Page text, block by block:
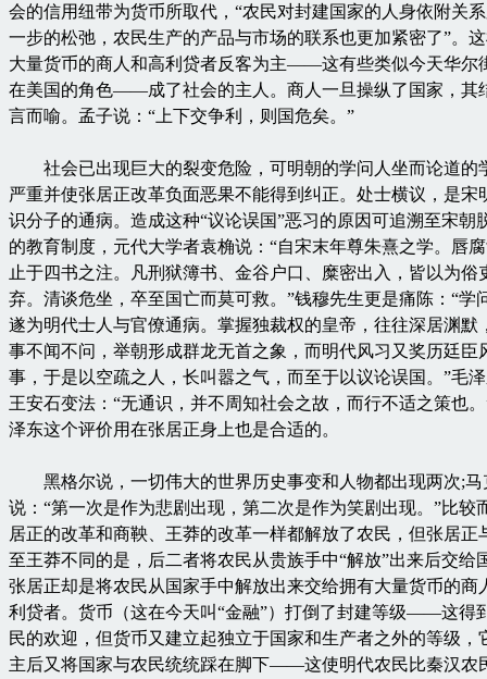
会的信用纽带为货币所取代，“农民对封建国家的人身依附关
一步的松弛，农民生产的产品与市场的联系也更加紧密了”。
大量货币的商人和高利贷者反客为主——这有些类似今天华尔
在美国的角色——成了社会的主人。商人一旦操纵了国家，其
言而喻。孟子说：“上下交争利，则国危矣。”
社会已出现巨大的裂变危险，可明朝的学问人坐而论道的
严重并使张居正改革负面恶果不能得到纠正。处士横议，是宋
识分子的通病。造成这种“议论误国”恶习的原因可追溯至宋朝
的教育制度，元代大学者袁桷说：“自宋末年尊朱熹之学。唇
止于四书之注。凡刑狱簿书、金谷户口、糜密出入，皆以为俗
弃。清谈危坐，卒至国亡而莫可救。”钱穆先生更是痛陈：“学
遂为明代士人与官僚通病。掌握独裁权的皇帝，往往深居渊默
事不闻不问，举朝形成群龙无首之象，而明代风习又奖历廷臣
事，于是以空疏之人，长叫嚣之气，而至于以议论误国。”毛
王安石变法：“无通识，并不周知社会之故，而行不适之策也
泽东这个评价用在张居正身上也是合适的。
黑格尔说，一切伟大的世界历史事变和人物都出现两次;马
说：“第一次是作为悲剧出现，第二次是作为笑剧出现。”比较
居正的改革和商鞅、王莽的改革一样都解放了农民，但张居正
至王莽不同的是，后二者将农民从贵族手中“解放”出来后交给
张居正却是将农民从国家手中解放出来交给拥有大量货币的商
利贷者。货币（这在今天叫“金融”）打倒了封建等级——这得
民的欢迎，但货币又建立起独立于国家和生产者之外的等级，
主后又将国家与农民统统踩在脚下——这使明代农民比秦汉农